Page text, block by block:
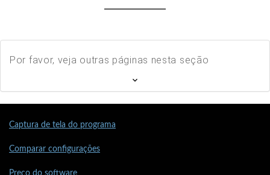
Por favor, veja outras páginas nesta seção
Captura de tela do programa
Comparar configurações
Preço do software